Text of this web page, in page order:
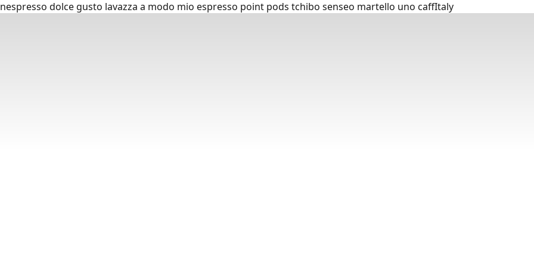
nespresso dolce gusto lavazza a modo mio espresso point pods tchibo senseo martello uno caffItaly